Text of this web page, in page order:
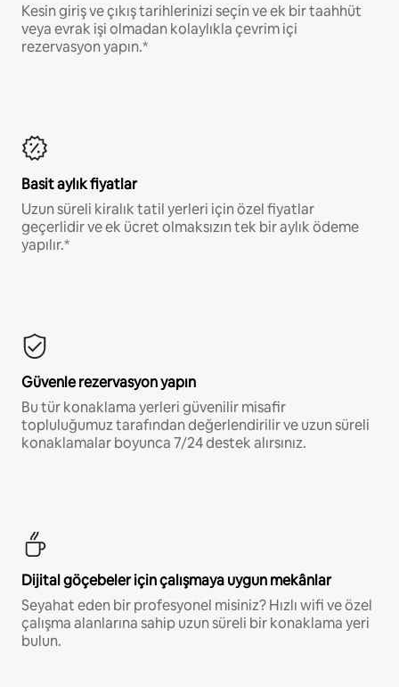
Kesin giriş ve çıkış tarihlerinizi seçin ve ek bir taahhüt
veya evrak işi olmadan kolaylıkla çevrim içi
rezervasyon yapın.*
Basit aylık fiyatlar
Uzun süreli kiralık tatil yerleri için özel fiyatlar
geçerlidir ve ek ücret olmaksızın tek bir aylık ödeme
yapılır.*
Güvenle rezervasyon yapın
Bu tür konaklama yerleri güvenilir misafir
topluluğumuz tarafından değerlendirilir ve uzun süreli
konaklamalar boyunca 7/24 destek alırsınız.
Dijital göçebeler için çalışmaya uygun mekânlar
Seyahat eden bir profesyonel misiniz? Hızlı wifi ve özel
çalışma alanlarına sahip uzun süreli bir konaklama yeri
bulun.